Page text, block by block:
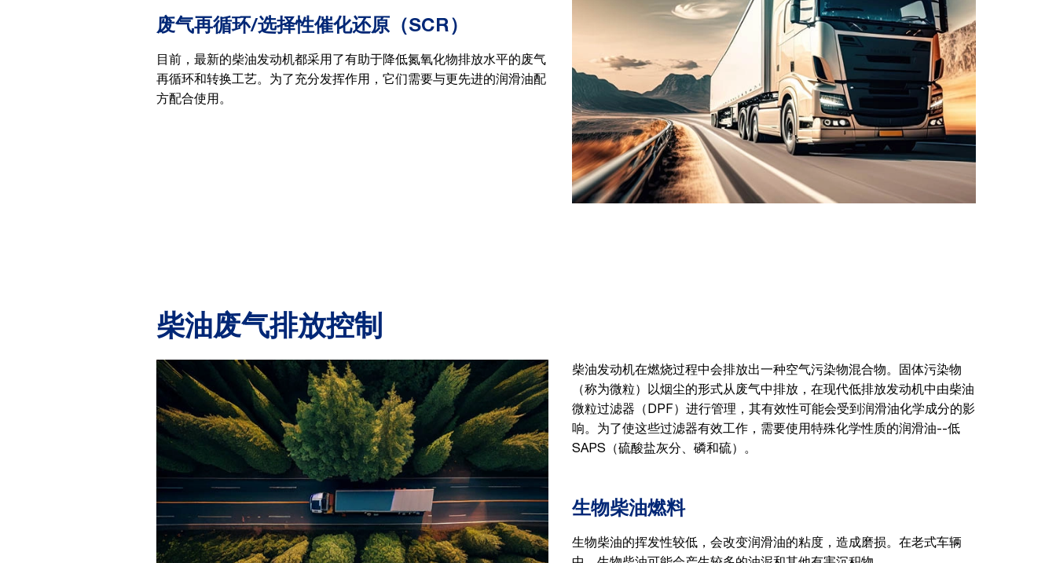
废气再循环/选择性催化还原（SCR）
目前，最新的柴油发动机都采用了有助于降低氮氧化物排放水平的废气
再循环和转换工艺。为了充分发挥作用，它们需要与更先进的润滑油配
方配合使用。
柴油废气排放控制
柴油发动机在燃烧过程中会排放出一种空气污染物混合物。固体污染物
（称为微粒）以烟尘的形式从废气中排放，在现代低排放发动机中由柴油
微粒过滤器（DPF）进行管理，其有效性可能会受到润滑油化学成分的影
响。为了使这些过滤器有效工作，需要使用特殊化学性质的润滑油--低
SAPS（硫酸盐灰分、磷和硫）。
生物柴油燃料
生物柴油的挥发性较低，会改变润滑油的粘度，造成磨损。在老式车辆